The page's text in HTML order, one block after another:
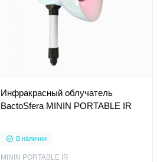
Инфракрасный облучатель
BactoSfera MININ PORTABLE IR
В наличии
MININ PORTABLE IR